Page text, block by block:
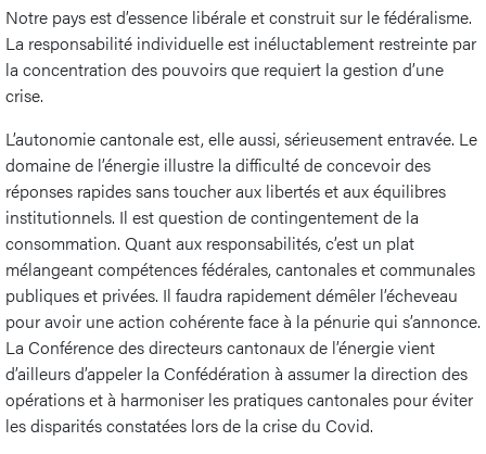
Notre pays est d’essence libérale et construit sur le fédéralisme.
La responsabilité individuelle est inéluctablement restreinte par
la concentration des pouvoirs que requiert la gestion d’une
crise.
L’autonomie cantonale est, elle aussi, sérieusement entravée. Le
domaine de l’énergie illustre la difficulté de concevoir des
réponses rapides sans toucher aux libertés et aux équilibres
institutionnels. Il est question de contingentement de la
consommation. Quant aux responsabilités, c’est un plat
mélangeant compétences fédérales, cantonales et communales
publiques et privées. Il faudra rapidement démêler l’écheveau
pour avoir une action cohérente face à la pénurie qui s’annonce.
La Conférence des directeurs cantonaux de l’énergie vient
d’ailleurs d’appeler la Confédération à assumer la direction des
opérations et à harmoniser les pratiques cantonales pour éviter
les disparités constatées lors de la crise du Covid.